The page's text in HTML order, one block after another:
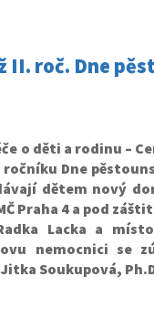
II. roč. Dne
o děti a rodinu –
Dne
dětem nový
Praha 4 a pod
Lacka a
nemocnici se
Soukupová,